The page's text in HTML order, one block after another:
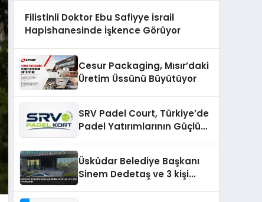
Filistinli Doktor Ebu Safiyye İsrail
Hapishanesinde İşkence Görüyor
Cesur Packaging, Mısır’daki
Üretim Üssünü Büyütüyor
SRV Padel Court, Türkiye’de
Padel Yatırımlarının Güçlü
Üsküdar Belediye Başkanı
Sinem Dedetaş ve 3 kişi